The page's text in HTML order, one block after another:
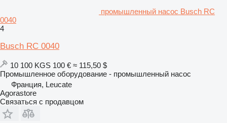
промышленный насос Busch RC
0040
4
Busch RC 0040
10 100 KGS 100 € ≈ 115,50 $
Промышленное оборудование - промышленный насос
Франция, Leucate
Agorastore
Связаться с продавцом